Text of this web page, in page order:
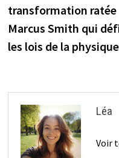
transformation ratée
Marcus Smith qui
les lois de la
Léa
Voir